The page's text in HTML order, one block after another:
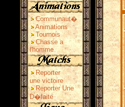
Communaut�
Animations
Tournois
Chasse a
l'homme
Reporter
une victoire
Reporter Une
D�faite